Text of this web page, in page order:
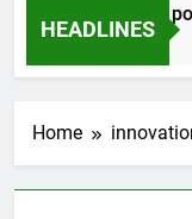
HEADLINES
Guide pratique
3 Semaines Ago
Home